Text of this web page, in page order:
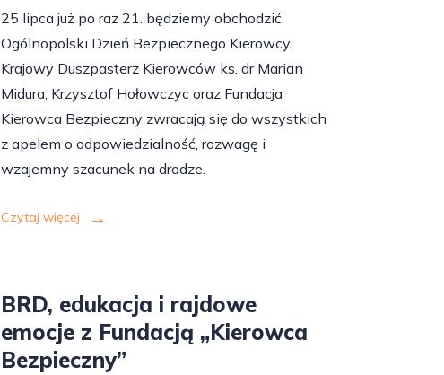
25 lipca już po raz 21. będziemy obchodzić
Ogólnopolski Dzień Bezpiecznego Kierowcy.
Krajowy Duszpasterz Kierowców ks. dr Marian
Midura, Krzysztof Hołowczyc oraz Fundacja
Kierowca Bezpieczny zwracają się do wszystkich
z apelem o odpowiedzialność, rozwagę i
wzajemny szacunek na drodze.
Czytaj więcej
BRD, edukacja i rajdowe
emocje z Fundacją „Kierowca
Bezpieczny”